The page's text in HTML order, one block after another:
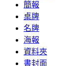
簡報
桌牌
名牌
海報
資料夾
書封面